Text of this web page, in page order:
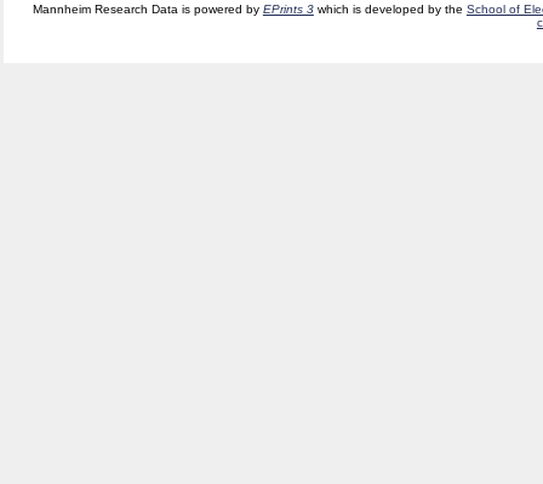
Mannheim Research Data is powered by EPrints 3which is developed by the School of